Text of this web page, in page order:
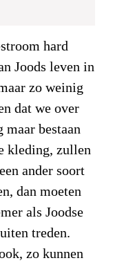
hard
Joods leven in
zo weinig
dat we over
maar bestaan
kleding, zullen
ander soort
dan moeten
als Joodse
treden.
zo kunnen